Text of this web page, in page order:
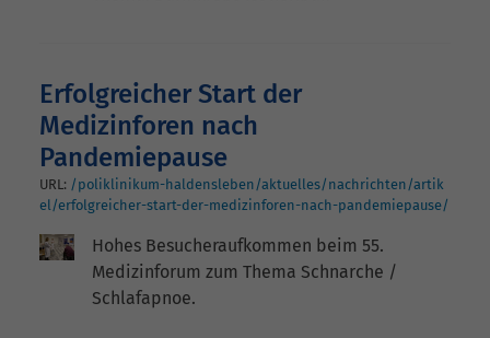
Erfolgreicher Start der
Medizinforen nach
Pandemiepause
URL: /poliklinikum-haldensleben/aktuelles/nachrichten/artik
el/erfolgreicher-start-der-medizinforen-nach-pandemiepause/
Hohes Besucheraufkommen beim 55.
Medizinforum zum Thema Schnarche /
Schlafapnoe.